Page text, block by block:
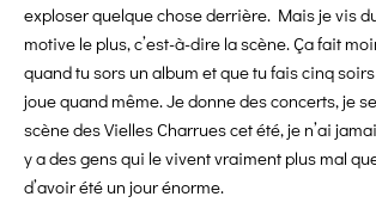
exploser quelque chose derrière. Mais je vis
motive le plus, c’est-à-dire la scène. Ça fait
quand tu sors un album et que tu fais cinq
joue quand même. Je donne des concerts, je
scène des Vielles Charrues cet été, je n’ai
y a des gens qui le vivent vraiment plus mal
d’avoir été un jour énorme.